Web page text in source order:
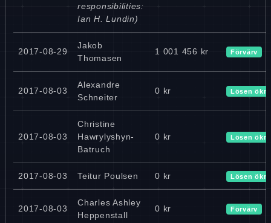
responsibilities:
Ian H. Lundin)
2017-08-29
Jakob
Thomasen
1 001 456 kr Förvärv
2017-08-03
Alexandre
Schneiter
0 kr Lösen
2017-08-03
Christine
Hawrylyshyn-
Batruch
0 kr Lösen
2017-08-03 Teitur Poulsen 0 kr Lösen
2017-08-03
Charles Ashley
Heppenstall
0 kr Förvärv